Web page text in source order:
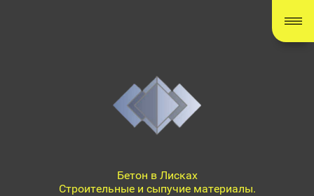
Бетон в Лисках
Строительные и сыпучие материалы.